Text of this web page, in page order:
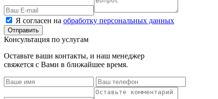
Я согласен на обработку персональных данных
Консультация по услугам
Оставьте ваши контакты, и наш менеджер
свяжется с Вами в ближайшее время.